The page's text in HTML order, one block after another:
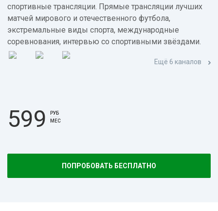
спортивные трансляции. Прямые трансляции лучших
матчей мирового и отечественного футбола,
экстремальные виды спорта, международные
соревнования, интервью со спортивными звёздами.
Ещё 6 каналов
599
РУБ
МЕС
ПОПРОБОВАТЬ БЕСПЛАТНО